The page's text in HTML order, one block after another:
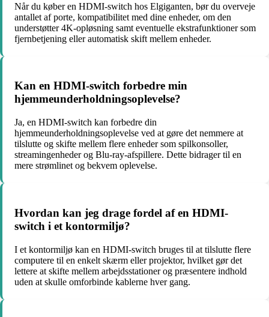
Når du køber en HDMI-switch hos Elgiganten, bør du overveje
antallet af porte, kompatibilitet med dine enheder, om den
understøtter 4K-opløsning samt eventuelle ekstrafunktioner som
fjernbetjening eller automatisk skift mellem enheder.
Kan en HDMI-switch forbedre min
hjemmeunderholdningsoplevelse?
Ja, en HDMI-switch kan forbedre din
hjemmeunderholdningsoplevelse ved at gøre det nemmere at
tilslutte og skifte mellem flere enheder som spilkonsoller,
streamingenheder og Blu-ray-afspillere. Dette bidrager til en
mere strømlinet og bekvem oplevelse.
Hvordan kan jeg drage fordel af en HDMI-
switch i et kontormiljø?
I et kontormiljø kan en HDMI-switch bruges til at tilslutte flere
computere til en enkelt skærm eller projektor, hvilket gør det
lettere at skifte mellem arbejdsstationer og præsentere indhold
uden at skulle omforbinde kablerne hver gang.